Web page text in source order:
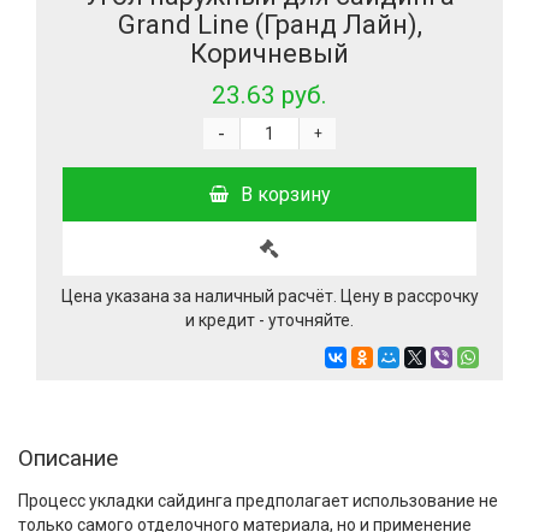
Grand Line (Гранд Лайн),
Коричневый
23.63 руб.
+
-
В корзину
Цена указана за наличный расчёт. Цену в рассрочку
и кредит - уточняйте.
Описание
Процесс укладки сайдинга предполагает использование не
только самого отделочного материала, но и применение